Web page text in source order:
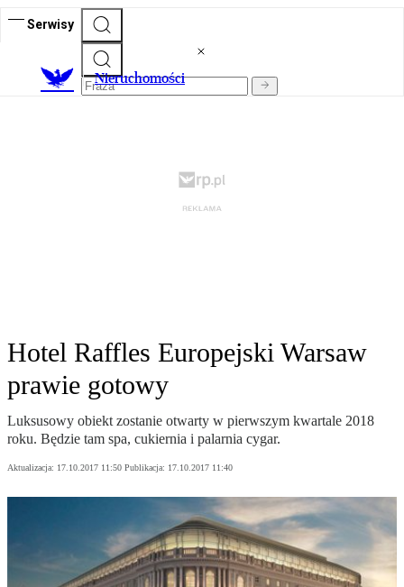
Serwisy
Nieruchomości
Hotel Raffles Europejski Warsaw
prawie gotowy
Luksusowy obiekt zostanie otwarty w pierwszym kwartale 2018
roku. Będzie tam spa, cukiernia i palarnia cygar.
Aktualizacja: 17.10.2017 11:50 Publikacja: 17.10.2017 11:40